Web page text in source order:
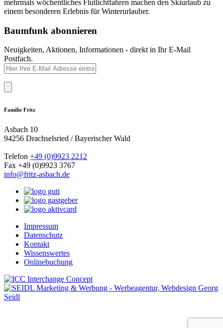
mehrmals wöchentliches Flutlichtfahren machen den Skiurlaub zu
einem besonderen Erlebnis für Winterurlauber.
Baumfunk abonnieren
Neuigkeiten, Aktionen, Informationen - direkt in Ihr E-Mail
Postfach.
Familie Fritz
Asbach 10
94256 Drachselsried / Bayerischer Wald
Telefon +49 (0)9923 2212
Fax +49 (0)9923 3767
info@fritz-asbach.de
Impressum
Datenschutz
Kontakt
Wissenswertes
Onlinebuchung